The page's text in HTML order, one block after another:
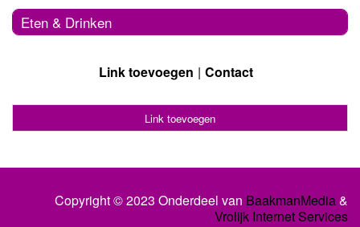
Eten & Drinken
Link toevoegen Contact
Link toevoegen
Copyright © 2023 Onderdeel van BaakmanMedia&
Vrolijk Internet Services